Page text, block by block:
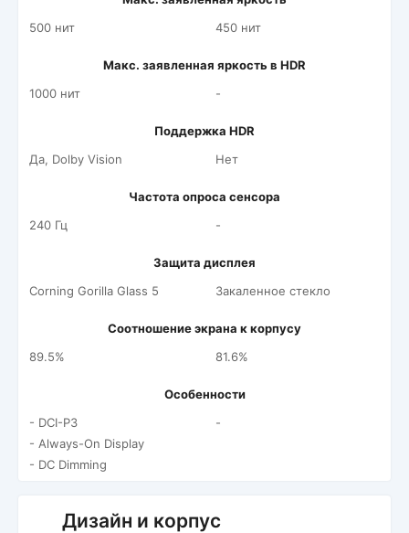
500 нит
450 нит
Макс. заявленная яркость в HDR
1000 нит
-
Поддержка HDR
Да, Dolby Vision
Нет
Частота опроса сенсора
240 Гц
-
Защита дисплея
Corning Gorilla Glass 5
Закаленное стекло
Соотношение экрана к корпусу
89.5%
81.6%
Особенности
- DCI-P3
- Always-On Display
- DC Dimming
-
Дизайн и корпус